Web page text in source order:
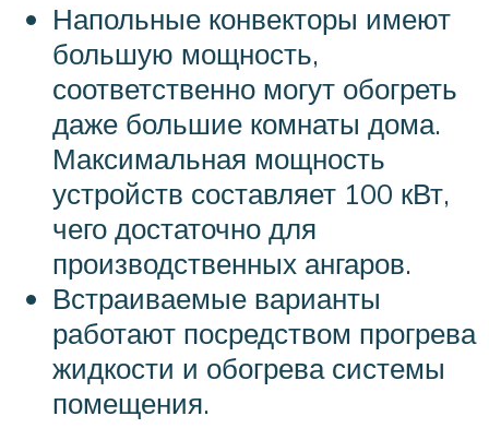
Напольные конвекторы имеют
большую мощность,
соответственно могут обогреть
даже большие комнаты дома.
Максимальная мощность
устройств составляет 100 кВт,
чего достаточно для
производственных ангаров.
Встраиваемые варианты
работают посредством прогрева
жидкости и обогрева системы
помещения.